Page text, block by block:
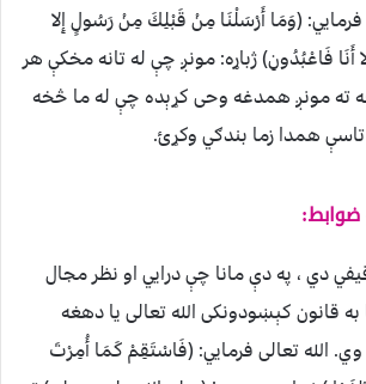
(وَمَا أَرْسَلْنَا مِنْ قَبْلِكَ مِنْ رَسُولٍ إِلا
أَنَا فَاعْبُدُونِ) ژباړه: مونږ چې له تانه مخکې هر
ته مونږ همدغه وحی کړېده چې له ما څخه
همدا زما بندګي وکړئ.
دي ، په دې مانا چې درايي او نظر مجال
قانون کېښودونکی الله تعالی یا دهغه
الله تعالی فرمايي: (فَاسْتَقِمْ كَمَا أُمِرْتَ